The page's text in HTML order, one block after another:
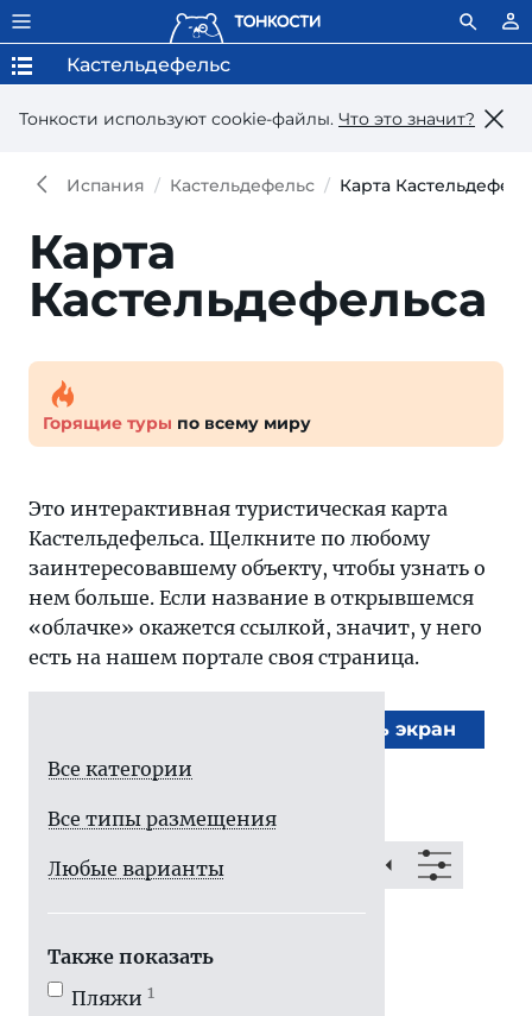
Тонкости используют сookie-файлы. Что это значит?
Кастельдефельс
Испания Кастельдефельс Карта
Карта
Кастельдефельса
Горящие туры по всему миру
Это интерактивная туристическая карта
Кастельдефельса. Щелкните по любому
заинтересовавшему объекту, чтобы узнать о
нем больше. Если название в открывшемся
«облачке» окажется ссылкой, значит, у него
есть на нашем портале своя страница.
На весь экран
Все категории
Все типы размещения
Любые варианты
Также показать
Пляжи 1